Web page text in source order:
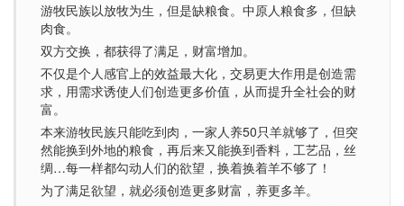
游牧民族以放牧为生，但是缺粮食。中原人粮食多，但缺
肉食。
双方交换，都获得了满足，财富增加。
不仅是个人感官上的效益最大化，交易更大作用是创造需
求，用需求诱使人们创造更多价值，从而提升全社会的财
富。
本来游牧民族只能吃到肉，一家人养50只羊就够了，但突
然能换到外地的粮食，再后来又能换到香料，工艺品，丝
绸…每一样都勾动人们的欲望，换着换着羊不够了！
为了满足欲望，就必须创造更多财富，养更多羊。